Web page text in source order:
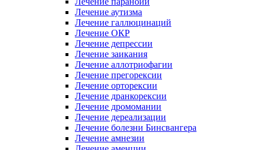
Лечение аутизма
Лечение галлюцинаций
Лечение ОКР
Лечение депрессии
Лечение заикания
Лечение аллотриофагии
Лечение прегорексии
Лечение орторексии
Лечение дранкорексии
Лечение дромомании
Лечение дереализации
Лечение болезни Бинсвангера
Лечение амнезии